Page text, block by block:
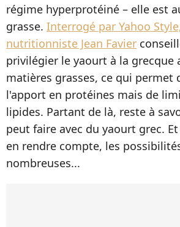
régime hyperprotéiné – elle est
grasse. Interrogé par Yahoo
nutritionniste Jean Favier
privilégier le yaourt à la grecque
matières grasses, ce qui permet
l'apport en protéines mais de
lipides. Partant de là, reste à
peut faire avec du yaourt grec.
en rendre compte, les
nombreuses...